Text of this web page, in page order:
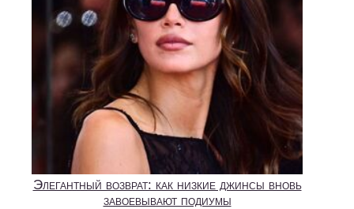
Элегантный возврат: как низкие джинсы вновь
завоевывают подиумы